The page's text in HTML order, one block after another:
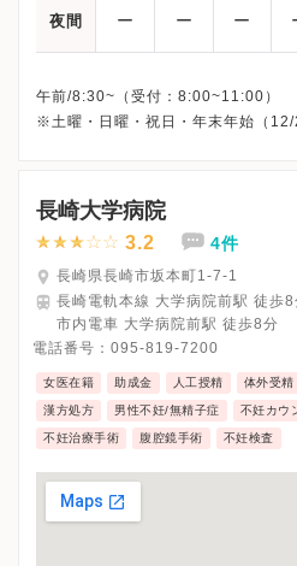
夜間 ー ー ー
午前/8:30~（受付：8:00~11:00）
※土曜・日曜・祝日・年末年始（
長崎大学病院
3.2 4件
長崎県長崎市坂本町1-7-1
長崎電軌本線 大学病院前駅 徒歩8
市内電車 大学病院前駅 徒歩8分
電話番号： 095-819-7200
女医在籍 助成金 人工授精 体外受精
漢方処方 男性不妊/無精子症 不妊カウ
不妊治療手術 腹腔鏡手術 不妊検査